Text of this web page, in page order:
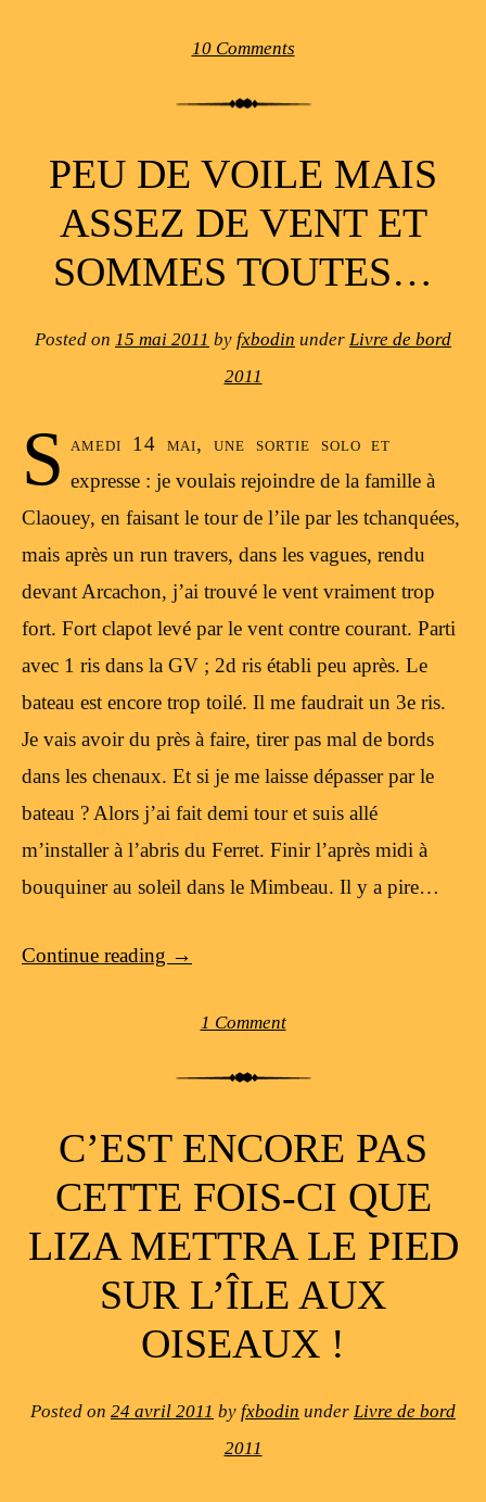
10 Comments
PEU DE VOILE MAIS
ASSEZ DE VENT ET
SOMMES TOUTES…
Posted on 15 mai 2011 by fxbodin under Livre de bord
2011
S amedi 14 mai, une sortie solo et
expresse : je voulais rejoindre de la famille à
Claouey, en faisant le tour de l’ile par les tchanquées,
mais après un run travers, dans les vagues, rendu
devant Arcachon, j’ai trouvé le vent vraiment trop
fort. Fort clapot levé par le vent contre courant. Parti
avec 1 ris dans la GV ; 2d ris établi peu après. Le
bateau est encore trop toilé. Il me faudrait un 3e ris.
Je vais avoir du près à faire, tirer pas mal de bords
dans les chenaux. Et si je me laisse dépasser par le
bateau ? Alors j’ai fait demi tour et suis allé
m’installer à l’abris du Ferret. Finir l’après midi à
bouquiner au soleil dans le Mimbeau. Il y a pire…
Continue reading →
1 Comment
C’EST ENCORE PAS
CETTE FOIS-CI QUE
LIZA METTRA LE PIED
SUR L’ÎLE AUX
OISEAUX !
Posted on 24 avril 2011 by fxbodin under Livre de bord
2011